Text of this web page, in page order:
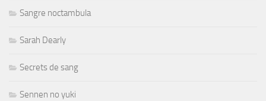
Sangre noctambula
Sarah Dearly
Secrets de sang
Sennen no yuki